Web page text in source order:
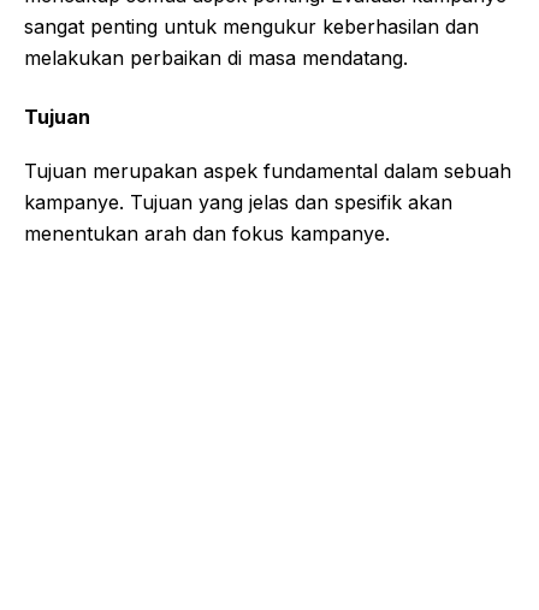
sangat penting untuk mengukur keberhasilan dan
melakukan perbaikan di masa mendatang.
Tujuan
Tujuan merupakan aspek fundamental dalam sebuah
kampanye. Tujuan yang jelas dan spesifik akan
menentukan arah dan fokus kampanye.